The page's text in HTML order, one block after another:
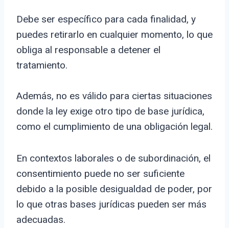
Debe ser específico para cada finalidad, y
puedes retirarlo en cualquier momento, lo que
obliga al responsable a detener el
tratamiento.
Además, no es válido para ciertas situaciones
donde la ley exige otro tipo de base jurídica,
como el cumplimiento de una obligación legal.
En contextos laborales o de subordinación, el
consentimiento puede no ser suficiente
debido a la posible desigualdad de poder, por
lo que otras bases jurídicas pueden ser más
adecuadas.